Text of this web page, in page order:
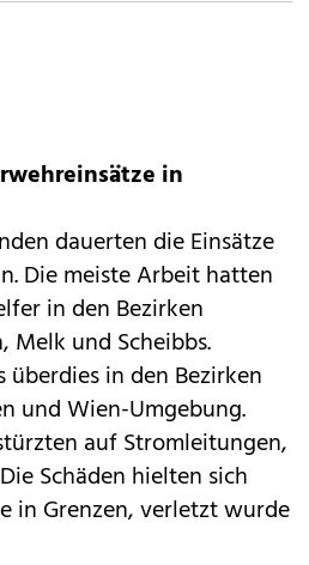
in
dauerten die Einsätze
Die meiste Arbeit hatten
in den Bezirken
Melk und Scheibbs.
überdies in den Bezirken
und Wien-Umgebung.
auf Stromleitungen,
Schäden hielten sich
in Grenzen, verletzt wurde